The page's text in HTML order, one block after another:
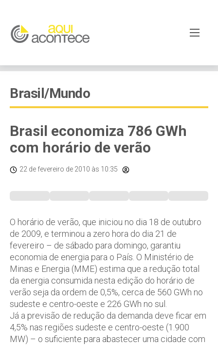
Brasil/Mundo
Brasil economiza 786 GWh
com horário de verão
22 de fevereiro de 2010 às 10:35
O horário de verão, que iniciou no dia 18 de outubro
de 2009, e terminou a zero hora do dia 21 de
fevereiro – de sábado para domingo, garantiu
economia de energia para o País. O Ministério de
Minas e Energia (MME) estima que a redução total
da energia consumida nesta edição do horário de
verão seja da ordem de 0,5%, cerca de 560 GWh no
sudeste e centro-oeste e 226 GWh no sul.
Já a previsão de redução da demanda deve ficar em
4,5% nas regiões sudeste e centro-oeste (1.900
MW) – o suficiente para abastecer uma cidade com